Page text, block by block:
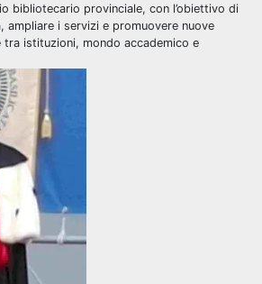
bibliotecario provinciale, con l’obiettivo di
ampliare i servizi e promuovere nuove
istituzioni, mondo accademico e